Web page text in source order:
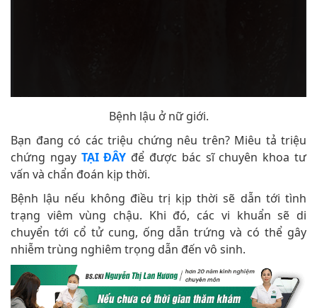
Bệnh lậu ở nữ giới.
Bạn đang có các triệu chứng nêu trên? Miêu tả triệu
chứng ngay TẠI ĐÂY để được bác sĩ chuyên khoa tư
vấn và chẩn đoán kịp thời.
Bệnh lậu nếu không điều trị kịp thời sẽ dẫn tới tình
trạng viêm vùng chậu. Khi đó, các vi khuẩn sẽ di
chuyển tới cổ tử cung, ống dẫn trứng và có thể gây
nhiễm trùng nghiêm trọng dẫn đến vô sinh.